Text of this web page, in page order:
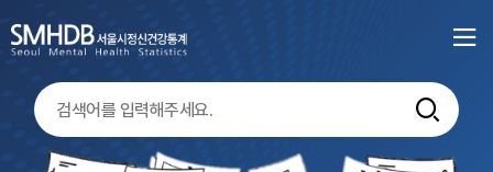
서
울
시
통합검색